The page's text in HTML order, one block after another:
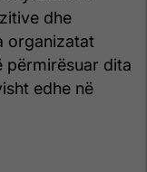
dhe
organizatat
përmirësuar dita
edhe në